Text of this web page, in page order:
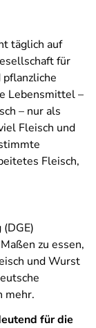
täglich auf
für
Lebensmittel –
– nur als
Fleisch und
Fleisch,
zu essen,
und Wurst
mehr.
für die